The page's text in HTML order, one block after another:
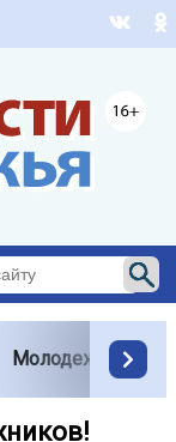
Молодежь